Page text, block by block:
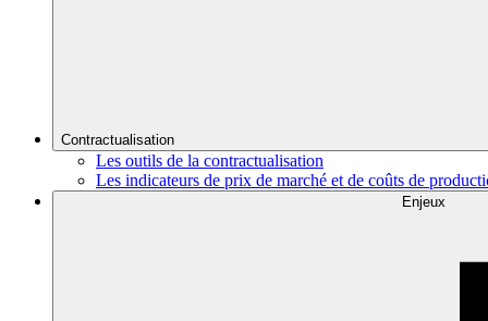
Contractualisation
Les outils de la contractualisation
Les indicateurs de prix de marché et de coûts de
Enjeux